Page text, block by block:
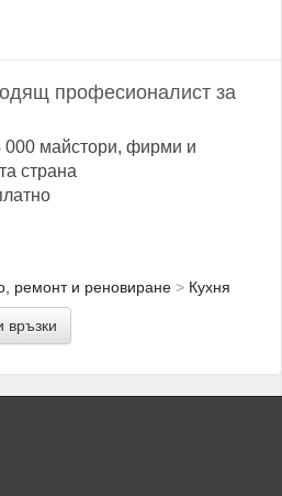
професионалист за
000 майстори, фирми и
страна
ремонт и реновиране
Кухня
връзки